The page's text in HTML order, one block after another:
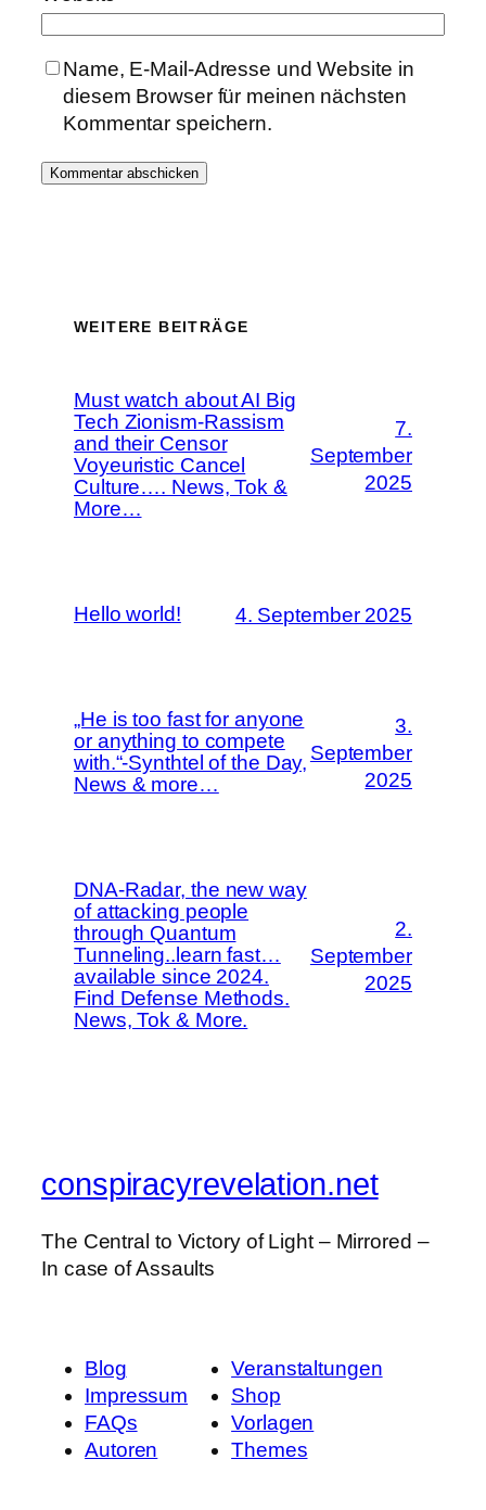
Name, E-Mail-Adresse und Website in
diesem Browser für meinen nächsten
Kommentar speichern.
WEITERE BEITRÄGE
Must watch about AI Big
Tech Zionism-Rassism
and their Censor
Voyeuristic Cancel
Culture…. News, Tok &
More…
7.
September
2025
Hello world! 4. September 2025
„He is too fast for anyone
or anything to compete
with.“-Synthtel of the Day,
News & more…
3.
September
2025
DNA-Radar, the new way
of attacking people
through Quantum
Tunneling..learn fast…
available since 2024.
Find Defense Methods.
News, Tok & More.
2.
September
2025
conspiracyrevelation.net
The Central to Victory of Light – Mirrored –
In case of Assaults
Blog
Impressum
FAQs
Autoren
Veranstaltungen
Shop
Vorlagen
Themes